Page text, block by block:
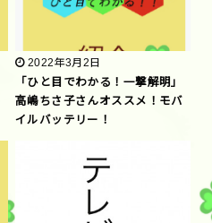
2022年3月2日
「ひと目でわかる！一撃解明」
高嶋ちさ子さんオススメ！モバ
イルバッテリー！